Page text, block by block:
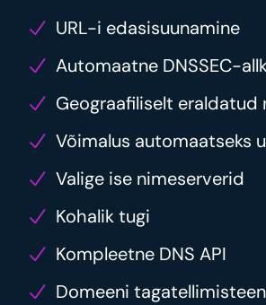
URL-i edasisuunamine
Automaatne DNSSEC-
Geograafiliselt eraldatud
Võimalus automaatseks
Valige ise nimeserverid
Kohalik tugi
Kompleetne DNS API
Domeeni